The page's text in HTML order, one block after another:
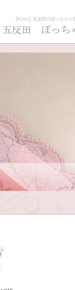
【Kirei】五反田のぽっちゃり